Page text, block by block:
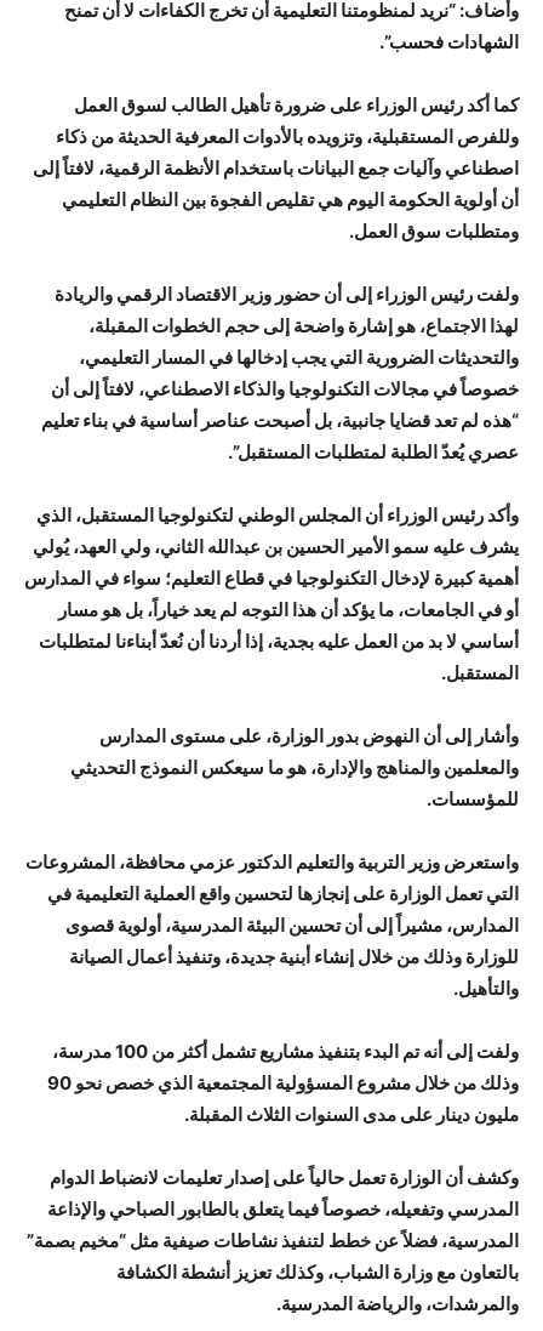
وأضاف: “نريد لمنظومتنا التعليمية أن تخرج الكفاءات لا أن تمنح
الشهادات فحسب”.
كما أكد رئيس الوزراء على ضرورة تأهيل الطالب لسوق العمل
وللفرص المستقبلية، وتزويده بالأدوات المعرفية الحديثة من ذكاء
اصطناعي وآليات جمع البيانات باستخدام الأنظمة الرقمية، لافتاً إلى
أن أولوية الحكومة اليوم هي تقليص الفجوة بين النظام التعليمي
ومتطلبات سوق العمل.
ولفت رئيس الوزراء إلى أن حضور وزير الاقتصاد الرقمي والريادة
لهذا الاجتماع، هو إشارة واضحة إلى حجم الخطوات المقبلة،
والتحديثات الضرورية التي يجب إدخالها في المسار التعليمي،
خصوصاً في مجالات التكنولوجيا والذكاء الاصطناعي، لافتاً إلى أن
“هذه لم تعد قضايا جانبية، بل أصبحت عناصر أساسية في بناء تعليم
عصري يُعدّ الطلبة لمتطلبات المستقبل”.
وأكد رئيس الوزراء أن المجلس الوطني لتكنولوجيا المستقبل، الذي
يشرف عليه سمو الأمير الحسين بن عبدالله الثاني، ولي العهد، يُولي
أهمية كبيرة لإدخال التكنولوجيا في قطاع التعليم؛ سواء في المدارس
أو في الجامعات، ما يؤكد أن هذا التوجه لم يعد خياراً، بل هو مسار
أساسي لا بد من العمل عليه بجدية، إذا أردنا أن نُعدّ أبناءنا لمتطلبات
المستقبل.
وأشار إلى أن النهوض بدور الوزارة، على مستوى المدارس
والمعلمين والمناهج والإدارة، هو ما سيعكس النموذج التحديثي
للمؤسسات.
واستعرض وزير التربية والتعليم الدكتور عزمي محافظة، المشروعات
التي تعمل الوزارة على إنجازها لتحسين واقع العملية التعليمية في
المدارس، مشيراً إلى أن تحسين البيئة المدرسية، أولوية قصوى
للوزارة وذلك من خلال إنشاء أبنية جديدة، وتنفيذ أعمال الصيانة
والتأهيل.
ولفت إلى أنه تم البدء بتنفيذ مشاريع تشمل أكثر من 100 مدرسة،
وذلك من خلال مشروع المسؤولية المجتمعية الذي خصص نحو 90
مليون دينار على مدى السنوات الثلاث المقبلة.
وكشف أن الوزارة تعمل حالياً على إصدار تعليمات لانضباط الدوام
المدرسي وتفعيله، خصوصاً فيما يتعلق بالطابور الصباحي والإذاعة
المدرسية، فضلاً عن خطط لتنفيذ نشاطات صيفية مثل “مخيم بصمة”
بالتعاون مع وزارة الشباب، وكذلك تعزيز أنشطة الكشافة
والمرشدات، والرياضة المدرسية.